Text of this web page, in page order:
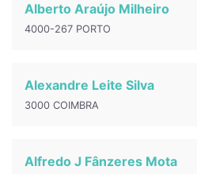
Alberto Araújo Milheiro
4000-267 PORTO
Alexandre Leite Silva
3000 COIMBRA
Alfredo J Fânzeres Mota